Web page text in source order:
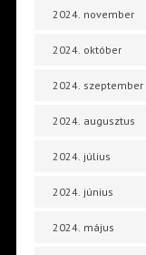
2024. november
2024. október
2024. szeptember
2024. augusztus
2024. július
2024. június
2024. május